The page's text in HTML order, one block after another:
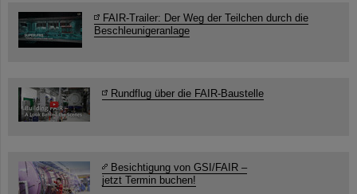
FAIR-Trailer: Der Weg der Teilchen durch die
Beschleunigeranlage
Rundflug über die FAIR-Baustelle
Besichtigung von GSI/FAIR –
jetzt Termin buchen!